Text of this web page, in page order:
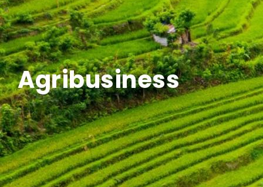
Agribusiness